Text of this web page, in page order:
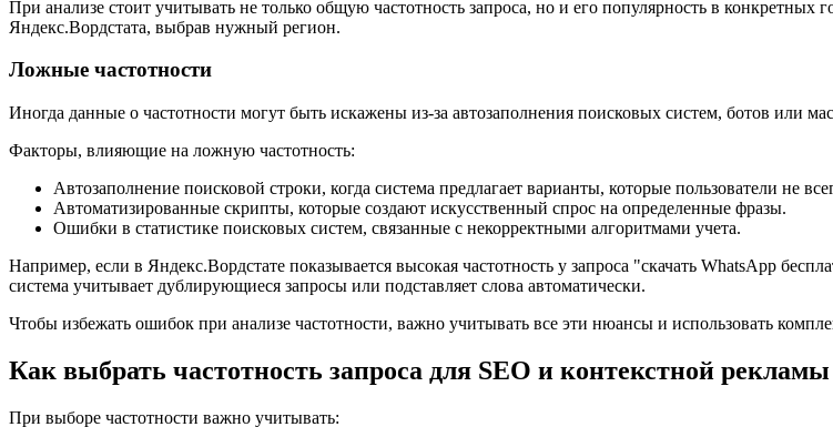
При анализе стоит учитывать не только общую частотность запроса, но и его популярность в
Яндекс.Вордстата, выбрав нужный регион.
Ложные частотности
Иногда данные о частотности могут быть искажены из-за автозаполнения поисковых систем, ботов или
Факторы, влияющие на ложную частотность:
Автозаполнение поисковой строки, когда система предлагает варианты, которые пользователи не
Автоматизированные скрипты, которые создают искусственный спрос на определенные фразы.
Ошибки в статистике поисковых систем, связанные с некорректными алгоритмами учета.
Например, если в Яндекс.Вордстате показывается высокая частотность у запроса "скачать WhatsApp
система учитывает дублирующиеся запросы или подставляет слова автоматически.
Чтобы избежать ошибок при анализе частотности, важно учитывать все эти нюансы и использовать
Как выбрать частотность запроса для SEO и контекстной рекламы
При выборе частотности важно учитывать: